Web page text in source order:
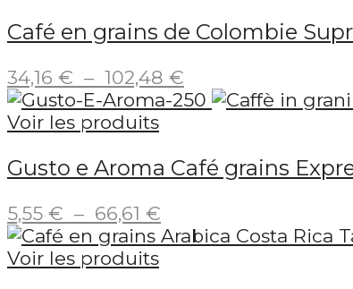
à
Café en grains de Colombie
34,16 € – 102,48 €
de
à
Voir les produits
Gusto e Aroma Café grains
5,55 € – 66,61 €
de
Voir les produits